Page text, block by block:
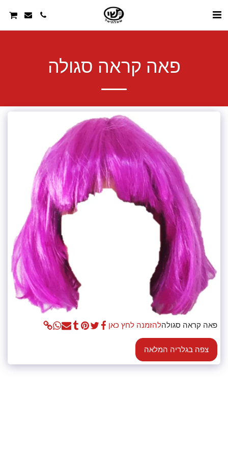
פאה קראה סגולה
פאה קראה סגולהלהזמנה לחץ כאן
צפה בגלריה המלאה